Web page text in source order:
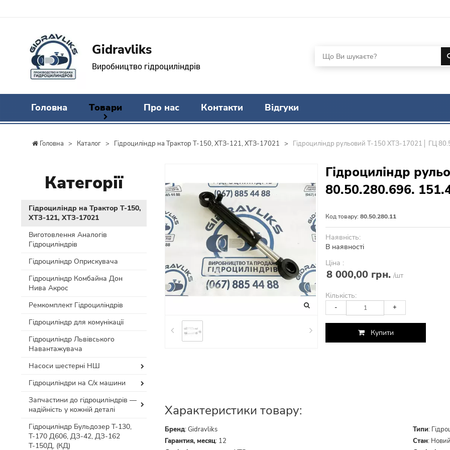
Gidravliks
Виробництво гідроциліндрів
Головна Товари Про нас Контакти Відгуки
Головна > Каталог > Гідроциліндр на Трактор Т-150, ХТЗ-121, ХТЗ-17021 > Гідроциліндр рульовий Т-150 ХТЗ-17021│ ГЦ
Гідроциліндр
80.50.280.696.
Код товару: 80.50.280.11
Наявність:
В наявності
Ціна :
8 000,00 грн. /шт
Кількість:
- +
Купити
Характеристики товару:
Бренд:Gidravliks Типи:
Гарантия, месяц: 12 Стан: Новий
Категорії
Гідроциліндр на Трактор Т-150,
ХТЗ-121, ХТЗ-17021
Виготовлення Аналогів
Гідроциліндрів
Гідроциліндр Оприскувача
Гідроциліндр Комбайна Дон
Нива Акрос
Ремкомплект Гідроциліндрів
Гідроциліндр для комунікації
Гідроциліндр Львівського
Навантажувача
Насоси шестерні НШ
Гідроциліндри на С/х машини
Запчастини до гідроциліндрів —
надійність у кожній деталі
Гідроциліндр Бульдозер Т-130,
Т-170 Д606, ДЗ-42, ДЗ-162
Т-150Д, (КД)